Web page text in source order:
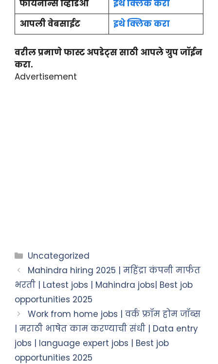
फायनान्स व्हिडिओ
इथे क्लिक करा
आपली वेबसाईट
इथे क्लिक करा
वरील प्रमाणे फास्ट अपडेट्स साठी आपले ग्रुप जॉईन
करा.
Advertisement
Uncategorized
Mahindra hiring 2025 | महिंद्रा कंपनी मार्फत
भरती | Latest jobs | Mahindra jobs| Best job
opportunities 2025
Work from home jobs | वर्क फ्रॉम होम जॉब्स
| मराठी भाषेत काम करण्याची संधी | Data entry
jobs | language expert jobs | Best job
opportunities 2025